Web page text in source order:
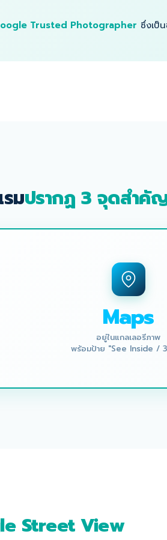
Trusted Photographer ซึ่งเป็
มปรากฏ 3 จุดสำคั
Maps
อยู่ในแกลเลอรีภาพ
พร้อมป้าย "See Inside /
Street View